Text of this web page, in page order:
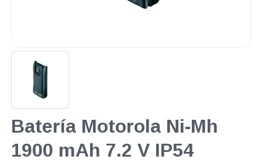
Batería Motorola Ni-Mh
1900 mAh 7.2 V IP54